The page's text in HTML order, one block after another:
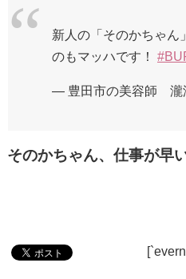
新人の「そのかちゃん
のもマッハです！
— 豊田市の美容師 瀧
そのかちゃん、仕事が早